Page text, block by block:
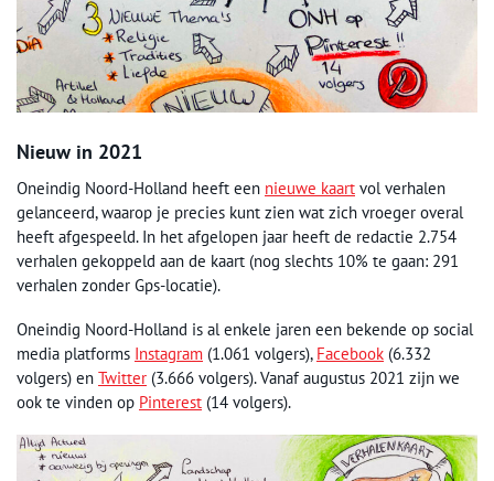
Nieuw in 2021
Oneindig Noord-Holland heeft een nieuwe kaart vol verhalen
gelanceerd, waarop je precies kunt zien wat zich vroeger overal
heeft afgespeeld. In het afgelopen jaar heeft de redactie 2.754
verhalen gekoppeld aan de kaart (nog slechts 10% te gaan: 291
verhalen zonder Gps-locatie).
Oneindig Noord-Holland is al enkele jaren een bekende op social
media platforms Instagram (1.061 volgers), Facebook (6.332
volgers) en Twitter (3.666 volgers). Vanaf augustus 2021 zijn we
ook te vinden op Pinterest (14 volgers).